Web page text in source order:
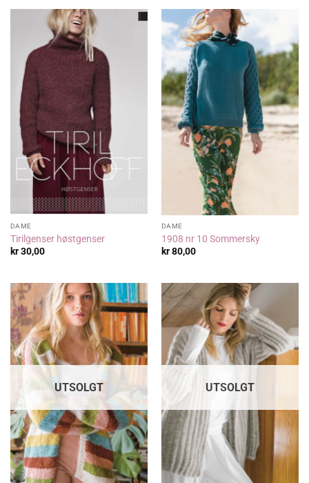
DAME
Tirilgenser høstgenser
kr30,00
DAME
1908 nr 10 Sommersky
kr80,00
UTSOLGT UTSOLGT